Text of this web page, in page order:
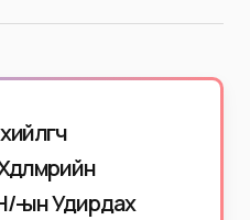
ын Удирдах